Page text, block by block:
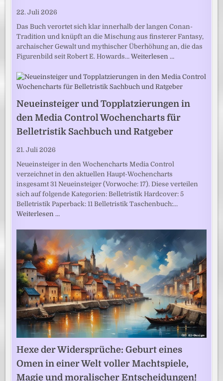
22. Juli 2026
Das Buch verortet sich klar innerhalb der langen Conan-
Tradition und knüpft an die Mischung aus finsterer Fantasy,
archaischer Gewalt und mythischer Überhöhung an, die das
Figurenbild seit Robert E. Howards…Weiterlesen …
Neueinsteiger und Topplatzierungen in
den Media Control Wochencharts für
Belletristik Sachbuch und Ratgeber
21. Juli 2026
Neueinsteiger in den Wochencharts Media Control
verzeichnet in den aktuellen Haupt-Wochencharts
insgesamt 31 Neueinsteiger (Vorwoche: 17). Diese verteilen
sich auf folgende Kategorien: Belletristik Hardcover: 5
Belletristik Paperback: 11 Belletristik Taschenbuch:…
Weiterlesen …
Hexe der Widersprüche: Geburt eines
Omen in einer Welt voller Machtspiele,
Magie und moralischer Entscheidungen!